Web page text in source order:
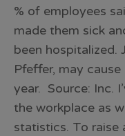
% of employees
made them sick
been hospitalized.
Pfeffer, may
year. Source: Inc.
the workplace as
statistics. To raise